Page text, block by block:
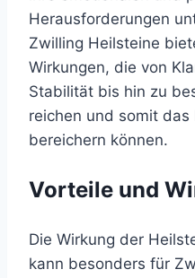
Herausforderungen
Zwilling Heilsteine
Wirkungen, die von
Stabilität bis hin zu
reichen und somit
bereichern können.
Vorteile und
Die Wirkung der
kann besonders für